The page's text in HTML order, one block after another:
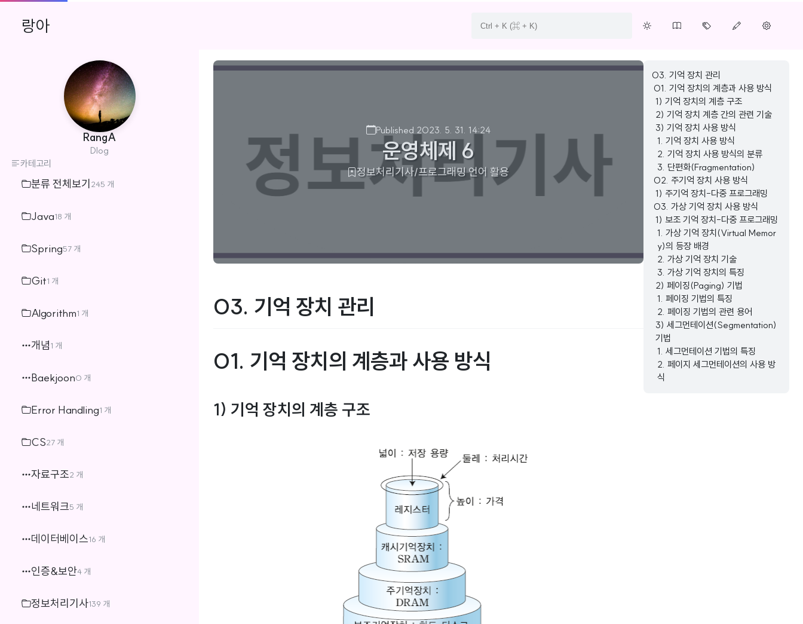
랑아
RangA
Dlog
카테고리
분류 전체보기 245 개
Java18 개
Spring57 개
Git1 개
Algorithm1 개
개념1 개
Baekjoon0 개
Error Handling1 개
CS27 개
자료구조2 개
네트워크5 개
데이터베이스16 개
인증&보안4 개
정보처리기사139 개
Published 2023. 5. 31. 14:24
운영체제 6
정보처리기사/프로그래밍 언어 활용
03. 기억 장치 관리
01. 기억 장치의 계층과 사용 방식
1) 기억 장치의 계층 구조
03. 기억 장치 관리
01. 기억 장치의 계층과 사용 방식
1) 기억 장치의 계층 구조
2) 기억 장치 계층 간의 관련 기술
3) 기억 장치 사용 방식
1. 기억 장치 사용 방식
2. 기억 장치 사용 방식의 분류
3. 단편화(Fragmentation)
02. 주기억 장치 사용 방식
1) 주기억 장치-다중 프로그래밍
03. 가상 기억 장치 사용 방식
1) 보조 기억 장치-다중 프로그래밍
1. 가상 기억 장치(Virtual Memor
y)의 등장 배경
2. 가상 기억 장치 기술
3. 가상 기억 장치의 특징
2) 페이징(Paging) 기법
1. 페이징 기법의 특징
2. 페이징 기법의 관련 용어
3) 세그먼테이션(Segmentation)
기법
1. 세그먼테이션 기법의 특징
2. 페이지 세그먼테이션의 사용 방
식